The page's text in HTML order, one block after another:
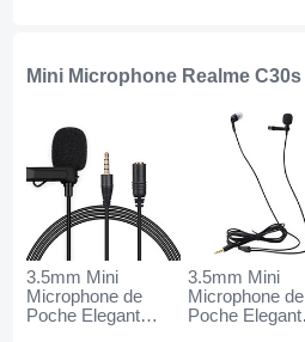
Mini Microphone Realme C30s
3.5mm Mini
Microphone de
Poche Elegant
3.5mm Mini
Microphone de
Poche Elegant